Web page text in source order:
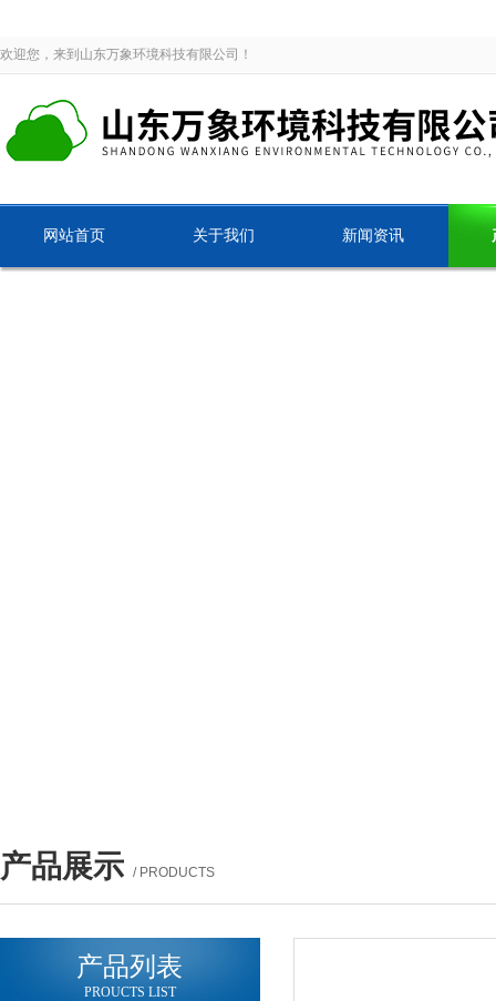
欢迎您，来到山东万象环境科技有限公司！
网站首页 关于我们 新闻资讯
产品展示 / PRODUCTS
产品列表
PROUCTS LIST